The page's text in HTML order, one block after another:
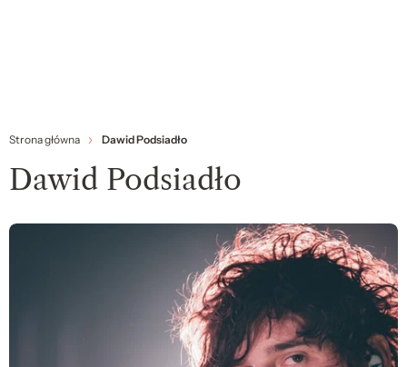
Strona główna Dawid Podsiadło
Dawid Podsiadło